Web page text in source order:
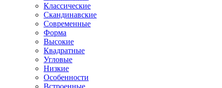
Классические
Скандинавские
Современные
Форма
Высокие
Квадратные
Угловые
Низкие
Особенности
Встроенные